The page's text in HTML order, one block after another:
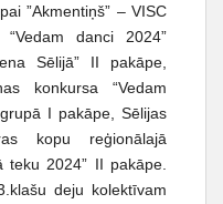
”Akmentiņš” – VISC
danci 2024”
Sēlijā” II pakāpe,
konkursa “Vedam
I pakāpe, Sēlijas
kopu reģionālajā
teku 2024” II pakāpe.
deju kolektīvam